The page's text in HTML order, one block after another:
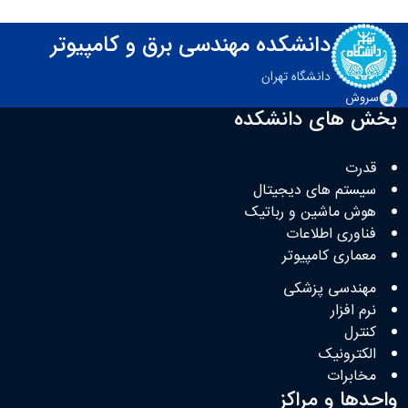
دانشکده مهندسی برق و کامپیوتر
دانشگاه تهران
سروش
بخش های دانشکده
قدرت
سیستم های دیجیتال
هوش ماشین و رباتیک
فناوری اطلاعات
معماری کامپیوتر
مهندسی پزشکی
نرم افزار
کنترل
الکترونیک
مخابرات
واحدها و مراکز